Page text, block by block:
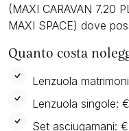
(MAXI CARAVAN 7.20
MAXI SPACE) dove
Quanto costa
Lenzuola
Lenzuola singole:
Set asciugamani: